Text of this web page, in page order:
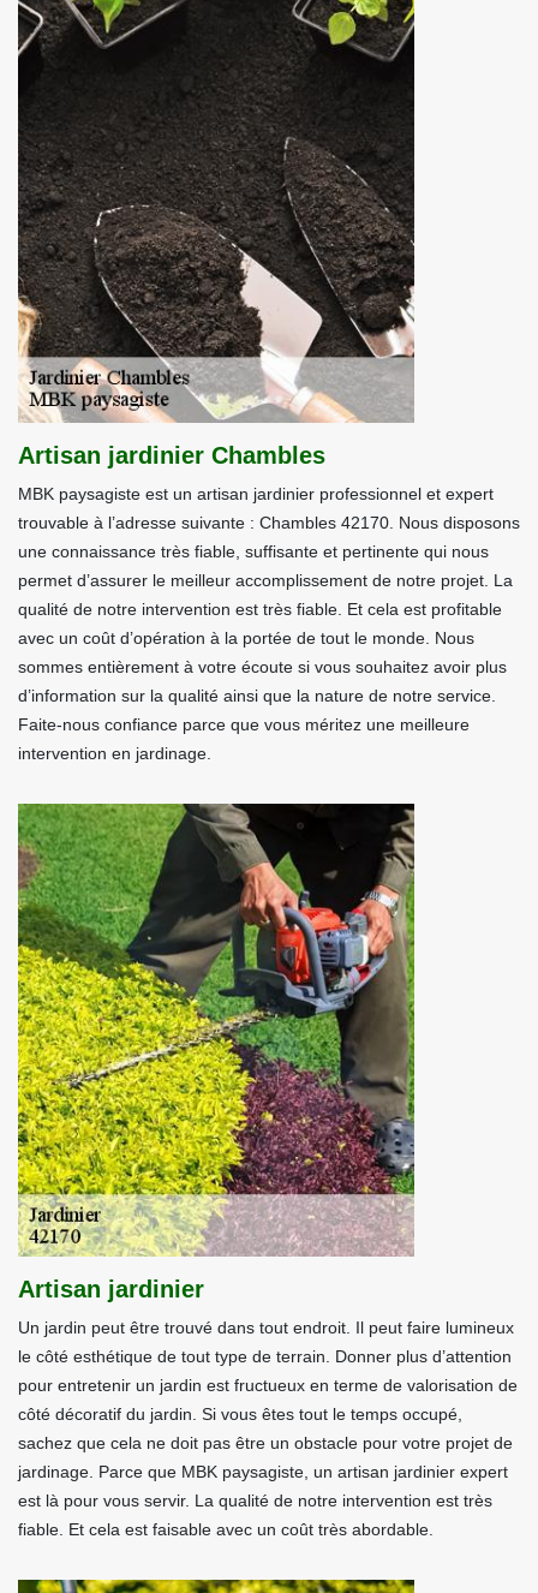
Artisan jardinier Chambles
MBK paysagiste est un artisan jardinier professionnel et expert
trouvable à l’adresse suivante : Chambles 42170. Nous disposons
une connaissance très fiable, suffisante et pertinente qui nous
permet d’assurer le meilleur accomplissement de notre projet. La
qualité de notre intervention est très fiable. Et cela est profitable
avec un coût d’opération à la portée de tout le monde. Nous
sommes entièrement à votre écoute si vous souhaitez avoir plus
d’information sur la qualité ainsi que la nature de notre service.
Faite-nous confiance parce que vous méritez une meilleure
intervention en jardinage.
Artisan jardinier
Un jardin peut être trouvé dans tout endroit. Il peut faire lumineux
le côté esthétique de tout type de terrain. Donner plus d’attention
pour entretenir un jardin est fructueux en terme de valorisation de
côté décoratif du jardin. Si vous êtes tout le temps occupé,
sachez que cela ne doit pas être un obstacle pour votre projet de
jardinage. Parce que MBK paysagiste, un artisan jardinier expert
est là pour vous servir. La qualité de notre intervention est très
fiable. Et cela est faisable avec un coût très abordable.